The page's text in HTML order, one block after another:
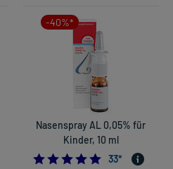
-40%*
Nasenspray AL 0,05% für
Kinder, 10 ml
33*